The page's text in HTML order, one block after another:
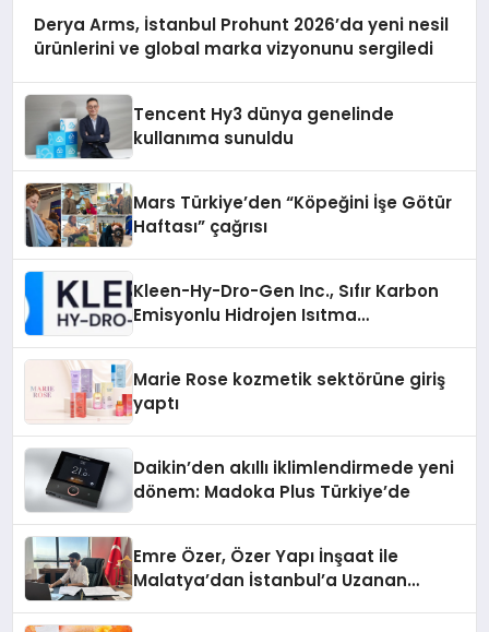
Derya Arms, İstanbul Prohunt 2026’da yeni nesil
ürünlerini ve global marka vizyonunu sergiledi
Tencent Hy3 dünya genelinde
kullanıma sunuldu
Mars Türkiye’den “Köpeğini İşe Götür
Haftası” çağrısı
Kleen-Hy-Dro-Gen Inc., Sıfır Karbon
Emisyonlu Hidrojen Isıtma
Marie Rose kozmetik sektörüne giriş
yaptı
Daikin’den akıllı iklimlendirmede yeni
dönem: Madoka Plus Türkiye’de
Emre Özer, Özer Yapı İnşaat ile
Malatya’dan İstanbul’a Uzanan